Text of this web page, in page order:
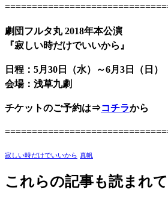
劇団フルタ丸 2018年本公演
『寂しい時だけでいいから』
日程：5月30日（水）～6月3日（日）
会場：浅草九劇
チケットのご予約は⇒コチラから
寂しい時だけでいいから 真帆
これらの記事も読まれ